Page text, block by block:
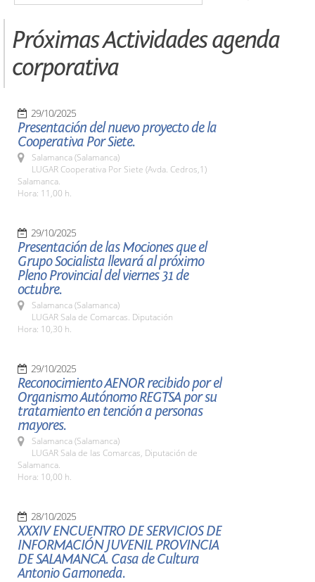
Próximas Actividades agenda
corporativa
29/10/2025
Presentación del nuevo proyecto de la
Cooperativa Por Siete.
Salamanca (Salamanca)
LUGAR Cooperativa Por Siete (Avda. Cedros,1)
Salamanca.
Hora: 11,00 h.
29/10/2025
Presentación de las Mociones que el
Grupo Socialista llevará al próximo
Pleno Provincial del viernes 31 de
octubre.
Salamanca (Salamanca)
LUGAR Sala de Comarcas. Diputación
Hora: 10,30 h.
29/10/2025
Reconocimiento AENOR recibido por el
Organismo Autónomo REGTSA por su
tratamiento en tención a personas
mayores.
Salamanca (Salamanca)
LUGAR Sala de las Comarcas, Diputación de
Salamanca.
Hora: 10,00 h.
28/10/2025
XXXIV ENCUENTRO DE SERVICIOS DE
INFORMACIÓN JUVENIL PROVINCIA
DE SALAMANCA. Casa de Cultura
Antonio Gamoneda.